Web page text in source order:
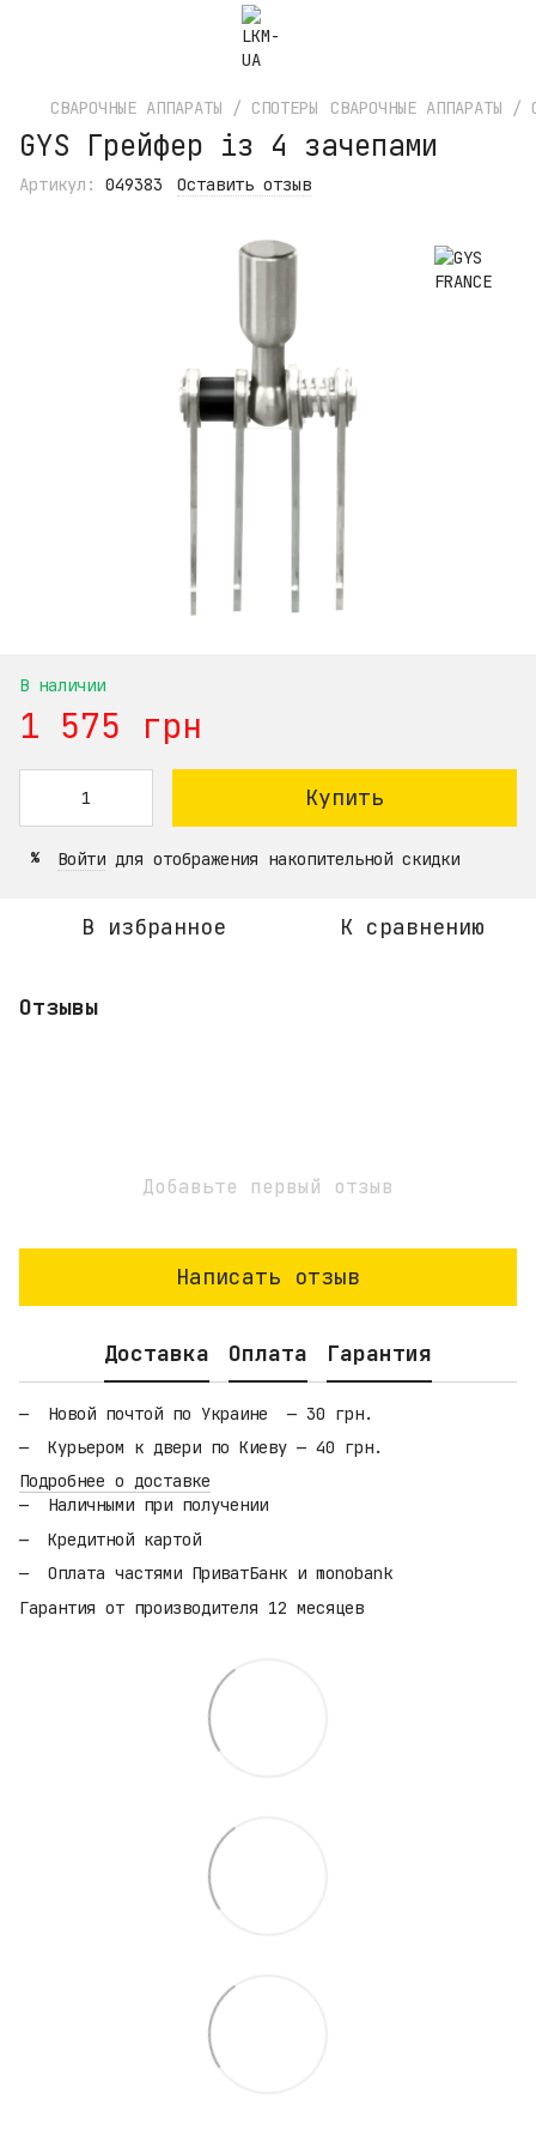
СВАРОЧНЫЕ АППАРАТЫ / СПОТЕРЫ СВАРОЧНЫЕ АППАРАТЫ /
GYS Грейфер із 4 зачепами
Артикул: 049383 Оставить отзыв
В наличии
1 575 грн
Купить
% Войти для отображения накопительной скидки
В избранное К сравнению
Отзывы
Добавьте первый отзыв
Написать отзыв
Доставка Оплата Гарантия
Новой почтой по Украине — 30 грн.
Курьером к двери по Киеву — 40 грн.
Подробнее о доставке
Наличными при получении
Кредитной картой
Оплата частями ПриватБанк и monobank
Гарантия от производителя 12 месяцев